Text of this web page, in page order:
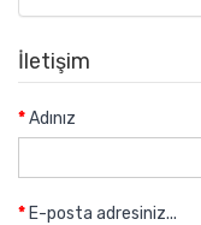
İletişim
Adınız
E-posta adresiniz...